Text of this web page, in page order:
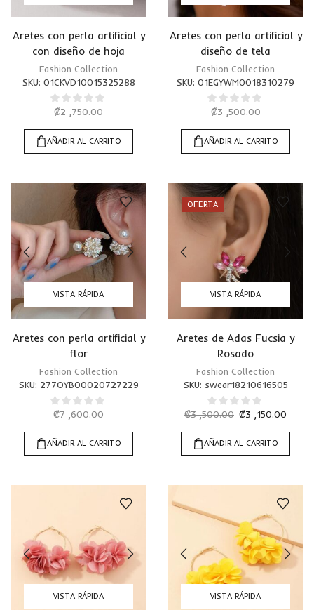
Aretes con perla artificial y
con diseño de hoja
Fashion Collection
SKU: 01CKVD10015325288
₡2 ,750.00
AÑADIR AL CARRITO
Aretes con perla artificial y
diseño de tela
Fashion Collection
SKU: 01EGYWM0018310279
₡3 ,500.00
AÑADIR AL CARRITO
VISTA RÁPIDA
Aretes con perla artificial y
flor
Fashion Collection
SKU: 277OYB00020727229
₡7 ,600.00
AÑADIR AL CARRITO
OFERTA
VISTA RÁPIDA
Aretes de Adas Fucsia y
Rosado
Fashion Collection
SKU: swear18210616505
₡3 ,500.00 ₡3 ,150.00
AÑADIR AL CARRITO
VISTA RÁPIDA VISTA RÁPIDA